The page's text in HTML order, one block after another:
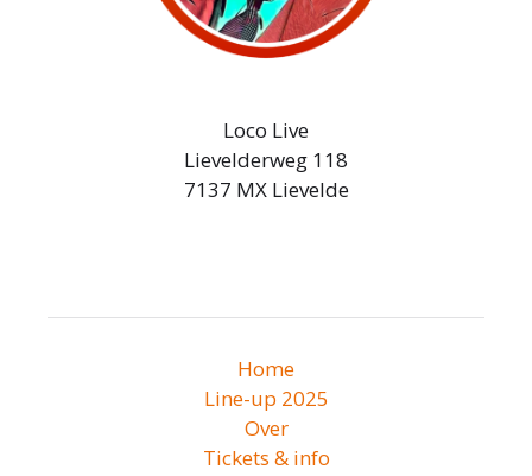
Loco Live
Lievelderweg 118
7137 MX Lievelde
Home
Line-up 2025
Over
Tickets & info